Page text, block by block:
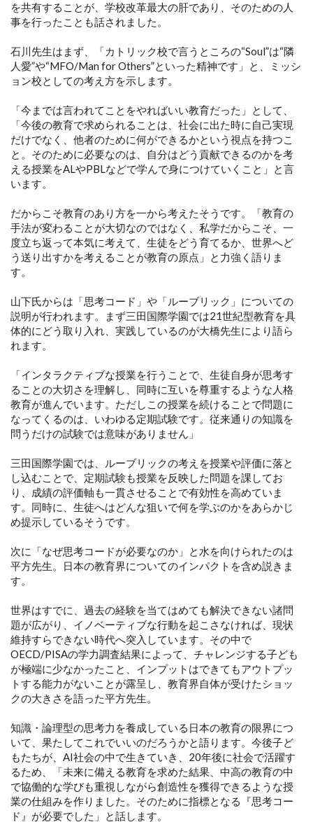
を共有することが、学校改革最大の肝であり、そのための人
事を行ったことも話されました。
石川先生はまず、「カトリック校で言うところの“Soul”は“隣
人愛”や“MFO/Man for Others”といった精神です」と、ミッシ
ョン校としての考え方を示します。
「今までは言われてことをやればいい教育だった」として、
「今後の教育で求められることは、社会に出た時に自己実現
だけでなく、他者のために何ができるかという視点を持つこ
と。そのために必要なのは、自分はどう貢献できるのかを考
える授業をALやPBLなどで学んで身につけていくこと」と言
います。
だからこそ教育のあり方を一から考えたそうです。「教育の
手法が変わることが大切なのではなく、私学だからこそ、一
度立ち返って本気に考えて、生徒をどう育てるか、世界へど
う送り出すかを考えることが教育の原点」と力強く語りま
す。
山下氏からは「思考コード」や「ルーブリック」についての
説明が行われます。まず三田国際学園では21世紀型教育を具
体的にどう取り入れ、実践しているのが大橋先生により語ら
れます。
「インタラクティブな授業を行うことで、生徒自身が思考す
ることの大切さを理解し、同時に互いを尊重するような人格
教育が進んでいます。ただしこの授業を続けることで問題に
なってくるのは、いわゆる定期試験です。従来通りの知識を
問うだけの試験では意味がありません」
三田国際学園では、ルーブリックの考えを授業や評価に落と
し込むことで、定期試験も授業を反映した問題を課してお
り、成績の評価軸も一貫させることで有効性を高めていま
す。同時に、生徒へはどんな狙いで何を学ぶのかをあらかじ
め提示しているそうです。
次に「なぜ思考コードが必要なのか」と水を向けられたのは
平方先生。日本の教育界についてのインパクトを含め説きま
す。
世界はすでに、過去の経験を当てはめても解決できない諸問
題が広がり、イノベーティブな行動を起こさなければ、現状
維持すらできない時代へ突入しています。その中で
OECD/PISAの学力調査結果によって、チャレンジする子ども
が極端に少なかったこと、インプットはできてもアウトプッ
トする能力がないことが露呈し、教育界自体が受けたショッ
クの大きさを語った平方先生。
知識・論理型の思考力を養成している日本の教育の限界につ
いて、果たしてこれでいいのだろうかと語ります。今後子ど
もたちが、AI社会の中で生きていき、20年後に社会で活躍す
るため、「未来に備える教育を求めた結果、中高の教育の中
で協働的な学びも重視しながら創造性を獲得できるような授
業の仕組みを作りました。そのために指標となる『思考コー
ド』が必要でした」と話します。